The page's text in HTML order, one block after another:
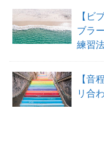
【ビ
ブラ
練習
【音
リ合